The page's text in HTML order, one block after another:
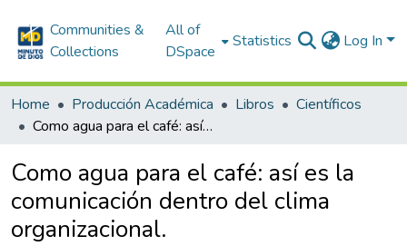
Communities &
Collections
All of
DSpace
Statistics Log In
Home Producción Académica Libros
Científicos
Como agua para el café: así es la comunicación dentro del clima organizacional.
Como agua para el café: así es la
comunicación dentro del clima
organizacional.